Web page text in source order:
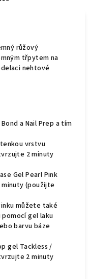
růžový
třpytem na
nehtové
a Nail Prep a tím
vrstvu
2 minuty
Gel Pearl Pink
(použijte
můžete také
gel laku
barvu báze
gel Tackless /
2 minuty